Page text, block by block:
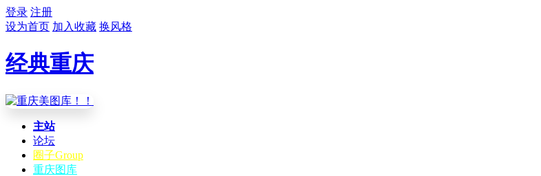
登录 注册
设为首页 加入收藏 换风格
经典重庆
主站
论坛
圈子Group
重庆图库